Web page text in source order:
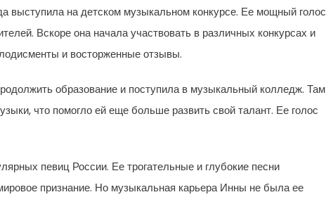
выступила на детском музыкальном конкурсе. Ее мощный голос
Вскоре она начала участвовать в различных конкурсах и
и восторженные отзывы.
образование и поступила в музыкальный колледж. Там
что помогло ей еще больше развить свой талант. Ее голос
певиц России. Ее трогательные и глубокие песни
признание. Но музыкальная карьера Инны не была ее